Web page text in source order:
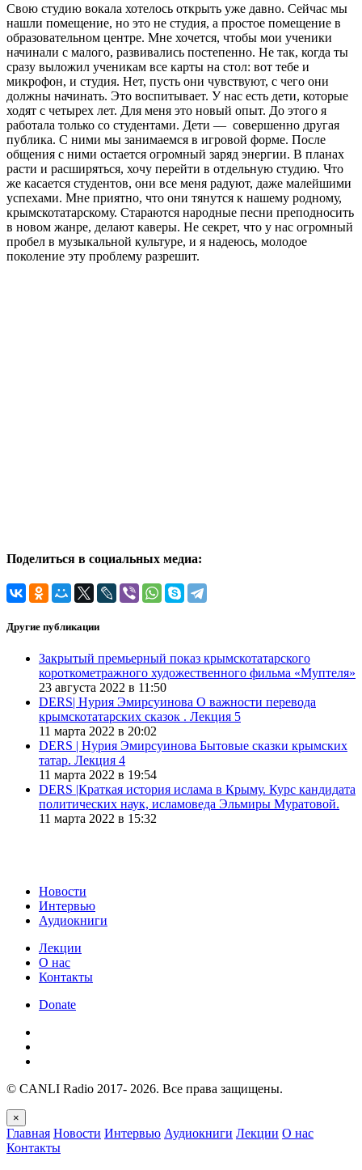
Свою студию вокала хотелось открыть уже давно. Сейчас мы
нашли помещение, но это не студия, а простое помещение в
образовательном центре. Мне хочется, чтобы мои ученики
начинали с малого, развивались постепенно. Не так, когда ты
сразу выложил ученикам все карты на стол: вот тебе и
микрофон, и студия. Нет, пусть они чувствуют, с чего они
должны начинать. Это воспитывает. У нас есть дети, которые
ходят с четырех лет. Для меня это новый опыт. До этого я
работала только со студентами. Дети — совершенно другая
публика. С ними мы занимаемся в игровой форме. После
общения с ними остается огромный заряд энергии. В планах
расти и расширяться, хочу перейти в отдельную студию. Что
же касается студентов, они все меня радуют, даже малейшими
успехами. Мне приятно, что они тянутся к нашему родному,
крымскотатарскому. Стараются народные песни преподносить
в новом жанре, делают каверы. Не секрет, что у нас огромный
пробел в музыкальной культуре, и я надеюсь, молодое
поколение эту проблему разрешит.
Поделиться в социальных медиа:
Другие публикации
Закрытый премьерный показ крымскотатарского
короткометражного художественного фильма «Муптеля»
23 августа 2022 в 11:50
DERS| Нурия Эмирсуинова О важности перевода
крымскотатарских сказок . Лекция 5
11 марта 2022 в 20:02
DERS | Нурия Эмирсуинова Бытовые сказки крымских
татар. Лекция 4
11 марта 2022 в 19:54
DERS |Краткая история ислама в Крыму. Курс кандидата
политических наук, исламоведа Эльмиры Муратовой.
11 марта 2022 в 15:32
Новости
Интервью
Аудиокниги
Лекции
О нас
Контакты
Donate
© CANLI Radio 2017- 2026. Все права защищены.
×
Главная Новости Интервью Аудиокниги Лекции О нас
Контакты